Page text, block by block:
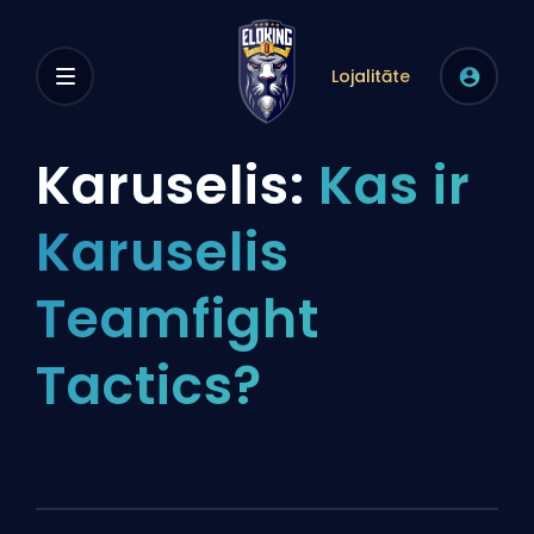
Lojalitāte
Karuselis: Kas ir
Karuselis
Teamfight
Tactics?